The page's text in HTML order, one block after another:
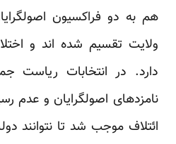
هم به دو فراکسیون
ولایت تقسیم شده اند و
دارد. در انتخابات ریاست
نامزدهای اصولگرایان و عدم
ائتلاف موجب شد تا نتوانند